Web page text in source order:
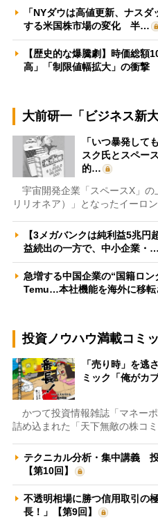
「NYダウは高値更新、ナス
する米国株市場の変化 半…
【歴史的な爆騰劇】時価総額
高」「制限値幅拡大」の衝
大前研一「ビジネス新
「いつ暴発して
スク氏とスペー
的…
宇宙開発企業「スペースX」の
リリオネア）」となったイーロ
【3メガバンクは純利益5兆
益続出の一方で、中小企業・…
急増する中国企業の“国籍ロ
Temu…本社機能を海外に移
投資ノウハウ満載コミ
「売り時」を
ミック「俺がカ
かつて投資情報雑誌「マネー
詰め込まれた「天下無敵の株コ
テクニカル分析・集中講義
【第10回】
不透明相場に勝つ信用取引の
長！」【第9回】